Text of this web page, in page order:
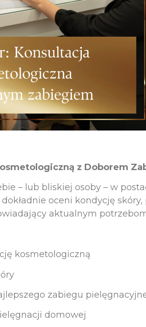
z Doborem
– lub bliskiej osoby – w
oceni kondycję
aktualnym
kosmetologiczną
zabiegu
domowej